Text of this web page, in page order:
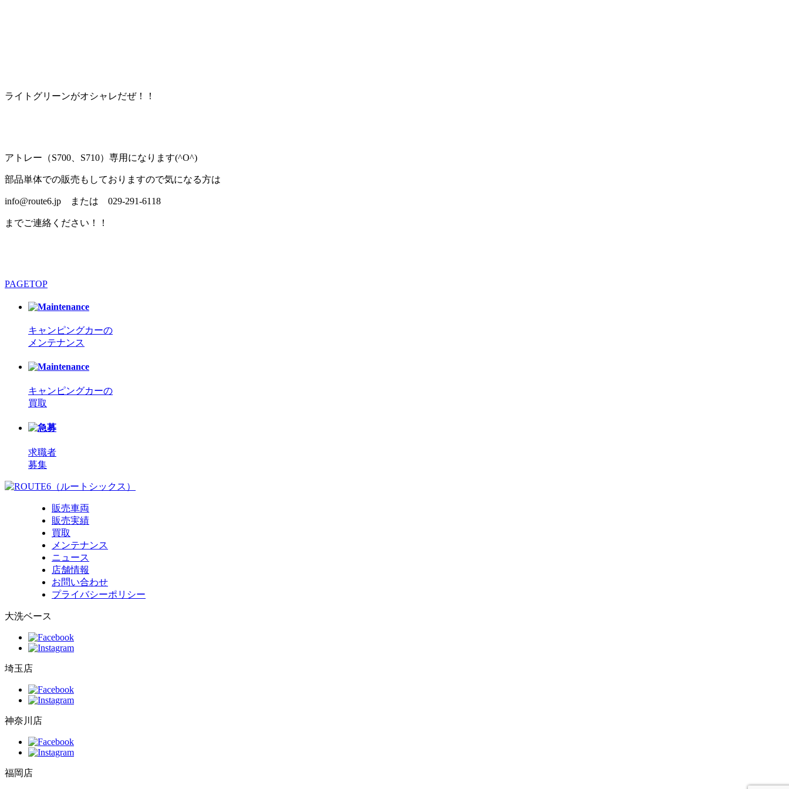
ライトグリーンがオシャレだぜ！！
アトレー（S700、S710）専用になります(^O^)
部品単体での販売もしておりますので気になる方は
info@route6.jp または 029-291-6118
までご連絡ください！！
PAGETOP
キャンピングカーの
メンテナンス
キャンピングカーの
買取
求職者
募集
販売車両
販売実績
買取
メンテナンス
ニュース
店舗情報
お問い合わせ
プライバシーポリシー
大洗ベース
埼玉店
神奈川店
福岡店